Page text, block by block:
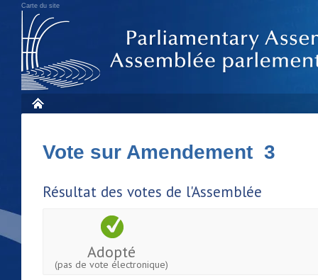
Carte du site
Vote sur Amendement 3
Résultat des votes de l'Assemblée
Adopté
(pas de vote électronique)